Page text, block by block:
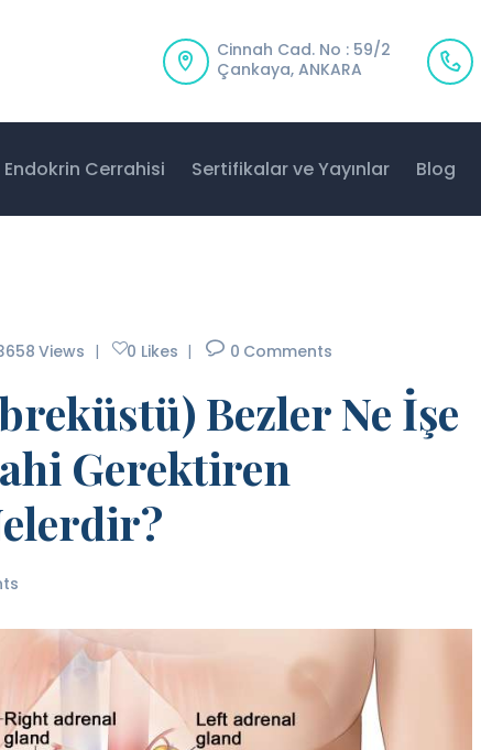
Cinnah Cad. No : 59/2
Çankaya, ANKARA
Endokrin Cerrahisi Sertifikalar ve Yayınlar Blog
Prof. Dr. Ferit Taneri
Resmi Web Sitesidir
YAYINLAR
BLOG
İLETIŞIM
Views 0 Likes 0 Comments
Bezler Ne İşe
Gerektiren